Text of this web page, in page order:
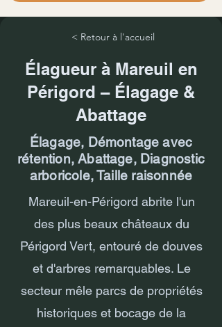
< Retour à l'accueil
Élagueur à Mareuil en
Périgord – Élagage &
Abattage
Élagage, Démontage avec
rétention, Abattage, Diagnostic
arboricole, Taille raisonnée
Mareuil-en-Périgord abrite l'un
des plus beaux châteaux du
Périgord Vert, entouré de douves
et d'arbres remarquables. Le
secteur mêle parcs de propriétés
historiques et bocage de la